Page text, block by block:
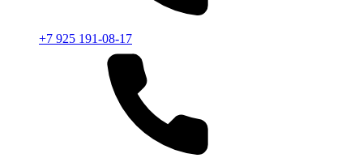
+7 925 191-08-17